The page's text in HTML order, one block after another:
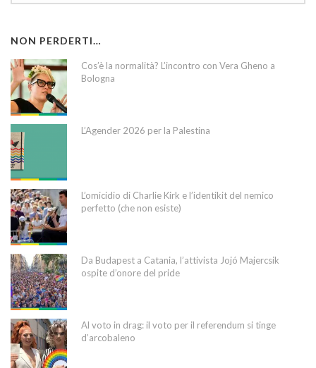
NON PERDERTI…
Cos’è la normalità? L’incontro con Vera Gheno a
Bologna
L’Agender 2026 per la Palestina
L’omicidio di Charlie Kirk e l’identikit del nemico
perfetto (che non esiste)
Da Budapest a Catania, l’attivista Jojó Majercsik
ospite d’onore del pride
Al voto in drag: il voto per il referendum si tinge
d’arcobaleno